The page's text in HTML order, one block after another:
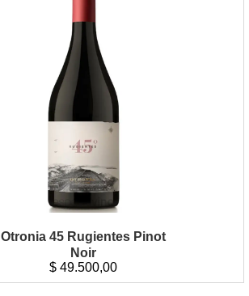
Otronia 45 Rugientes Pinot
Noir
$ 49.500,00